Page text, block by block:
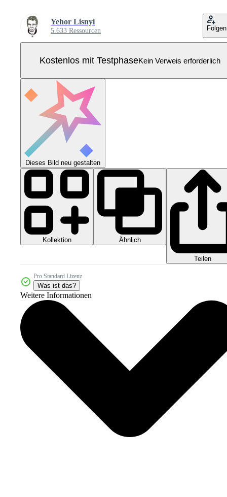
Yehor Lisnyi
5.633 Ressourcen Folgen
Kostenlos mit TestphaseKein Verweis erforderlich
Dieses Bild neu gestalten
Kollektion Ähnlich
Teilen
Pro Standard Lizenz
Was ist das?
Weitere Informationen